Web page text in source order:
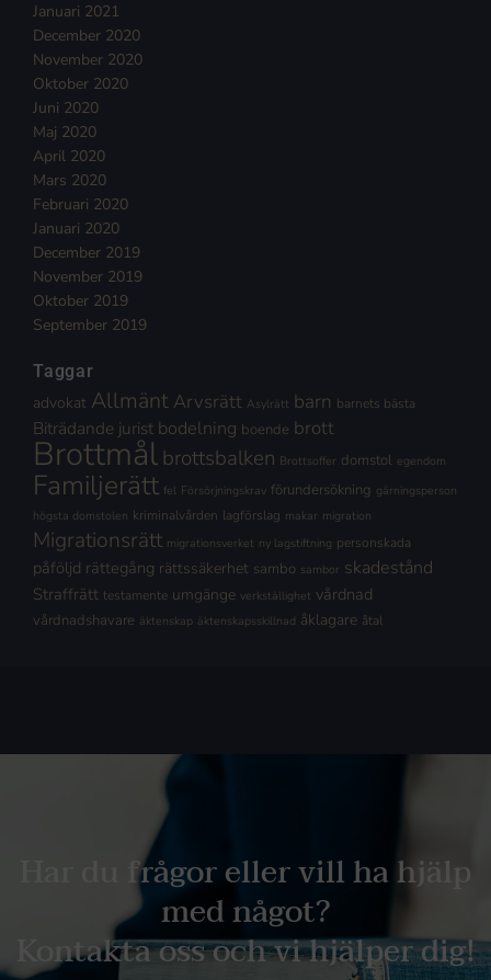
Januari 2021
December 2020
November 2020
Oktober 2020
Juni 2020
Maj 2020
April 2020
Mars 2020
Februari 2020
Januari 2020
December 2019
November 2019
Oktober 2019
September 2019
Taggar
advokat Allmänt Arvsrätt Asylrätt barn barnets bästa
Biträdande jurist bodelning boende brott
Brottmålbrottsbalken Brottsoffer domstol egendom
Familjerätt fel Försörjningskrav förundersökning gärningsperson
högsta domstolen kriminalvården lagförslag makar migration
Migrationsrätt migrationsverket ny lagstiftning personskada
påföljd rättegång rättssäkerhet sambo sambor skadestånd
Straffrätt testamente umgänge verkställighet vårdnad
vårdnadshavare äktenskap äktenskapsskillnad åklagare åtal
Har du frågor eller vill ha hjälp
med något?
Kontakta oss och vi hjälper dig!